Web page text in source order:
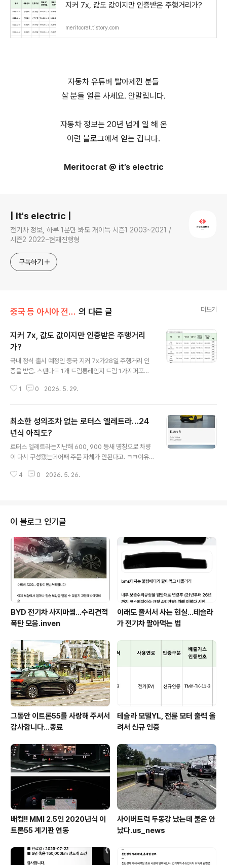
지커 7x, 값도 값이지만 인증받은 주행거리가?
meritocrat.tistory.com
자동차 유튜버 빨아제낀 분들
살 분들 얼른 사세요. 안말립니다.
자동차 정보는 20년 넘게 일 해 온
이런 블로그에서 얻는 겁니다.
Meritocrat @ it’s electric
| It's electric |
전기차 정보, 하루 1분만 봐도 개이득 시즌1 2003~2021 /
시즌2 2022~현재진행형
구독하기
중국 등 아시아 전기차 의 다른 글 더보기
지커 7x, 값도 값이지만 인증받은 주행거리
가?
국내 정식 출시 예정인 중국 지커 7x가28일 주행거리 인
증을 받음. 스탠다드 1개 트림롱레인지 트림 1가지퍼포먼
드 주행가능거리 ㄷㄷ2026년도 나온 차량 치곤 짧긴 짧
... 퍼포먼스는 두 트림이 인증 받았는데,100kWh 배터리
는 동일모터도 앞뒤 한개씩 두개로 동일한데,중량 차이가
있는 것으로 봐선 인치나 옵션 차이로 보임 가장 많이 살스
탠다드 트림은배터리가 70kWh로 아마도 LFP일 것으로
보이고,모터는 후륜 한개임 롱레인지와는 배터리 용량이
다름. (옵션 차이도 있겠지만...)총중량 공차중량이 딱 그만
1 0 2026. 5. 29.
최소한 성의조차 없는 로터스 엘레트라…24
년식 아직도?
로터스 엘레트라는지난해 600, 900 등새 명칭으로 차량
이 다시 구성됐는데어째 주문 자체가 안된다고. ㅋㅋ이유
지고 있음즉출재고 어쩌고 해서계속 무이자 가까운 프로모
ETRE 로터스자동차 차량목록│ELETRE로터스자동차 차
량목록│ELETREwww.lotuscars.co.kr5월 기준, 신규
오더 안되고자사 리스조건 재고 할인 17프로.2억이면 3천
400만원 까주는건데원래 하던 무이자 리스 이자혜택이랑
다를게 없는데초장기 악성재고를 아직도 이가격에 ㅋㅋ원
래 할..
4 0 2026. 5. 26.
이 블로그 인기글
BYD 전기차 사지마셈...수리견적
폭탄 모음.inven
이래도 줄서서 사는 현실…테슬라
가 전기차 팔아먹는 법
그동안 이트론55를 사랑해 주셔서
감사합니다...종료
테슬라 모델YL, 전륜 모터 출력 올
려서 신규 인증
배컴!! MMI 2.5인 2020년식 이
트론55 계기판 연동
사이버트럭 두동강 났는데 불은 안
났다.us_news